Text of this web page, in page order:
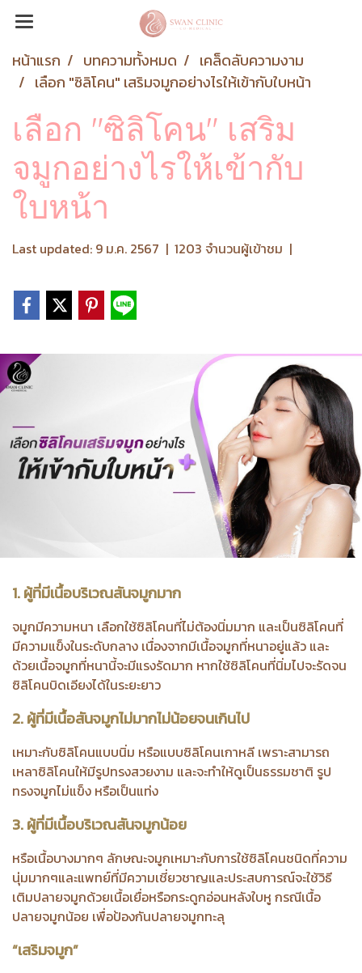
หน้าแรก บทความทั้งหมด
เคล็ดลับความงาม
เลือก "ซิลิโคน" เสริมจมูกอย่างไรให้เข้ากับใบหน้า
เลือก "ซิลิโคน" เสริม
จมูกอย่างไรให้เข้ากับ
ใบหน้า
Last updated: 9 ม.ค. 2567 | 1203 จำนวนผู้เข้าชม |
1. ผู้ที่มีเนื้อบริเวณสันจมูกมาก
จมูกมีความหนา เลือกใช้ซิลิโคนที่ไม่ต้องนิ่มมาก และเป็นซิลิโคนที่
มีความแข็งในระดับกลาง เนื่องจากมีเนื้อจมูกที่หนาอยู่แล้ว และ
ด้วยเนื้อจมูกที่หนานี้จะมีแรงรัดมาก หากใช้ซิลิโคนที่นิ่มไปจะรัดจน
ซิลิโคนบิดเอียงได้ในระยะยาว
2. ผู้ที่มีเนื้อสันจมูกไม่มากไม่น้อยจนเกินไป
เหมาะกับซิลิโคนแบบนิ่ม หรือแบบซิลิโคนเกาหลี เพราะสามารถ
เหลาซิลิโคนให้มีรูปทรงสวยงาม และจะทำให้ดูเป็นธรรมชาติ รูป
ทรงจมูกไม่แข็ง หรือเป็นแท่ง
3. ผู้ที่มีเนื้อบริเวณสันจมูกน้อย
หรือเนื้อบางมากๆ ลักษณะจมูกเหมาะกับการใช้ซิลิโคนชนิดที่ความ
นุ่มมากๆและแพทย์ที่มีความเชี่ยวชาญและประสบการณ์จะใช้วิธี
เติมปลายจมูกด้วยเนื้อเยื่อหรือกระดูกอ่อนหลังใบหู กรณีเนื้อ
ปลายจมูกน้อย เพื่อป้องกันปลายจมูกทะลุ
“เสริมจมูก”